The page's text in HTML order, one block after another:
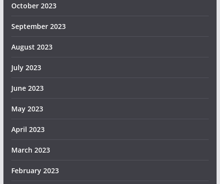
October 2023
September 2023
August 2023
July 2023
June 2023
May 2023
April 2023
March 2023
February 2023